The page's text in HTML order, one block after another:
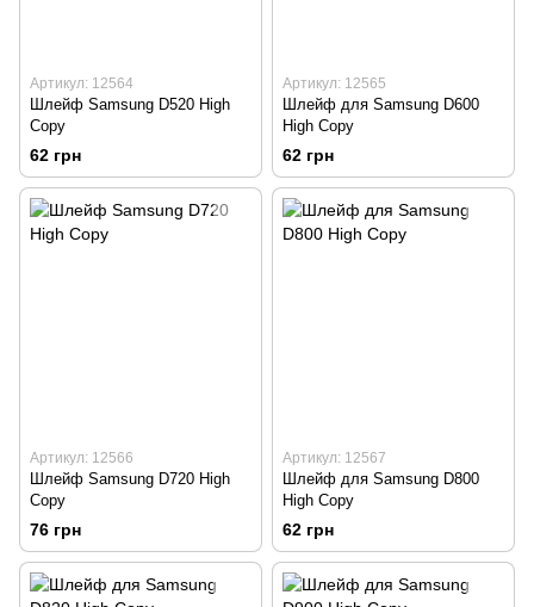
Артикул: 12564
Шлейф Samsung D520 High
Copy
62 грн
Артикул: 12565
Шлейф для Samsung D600
High Copy
62 грн
Артикул: 12566
Шлейф Samsung D720 High
Copy
76 грн
Артикул: 12567
Шлейф для Samsung D800
High Copy
62 грн